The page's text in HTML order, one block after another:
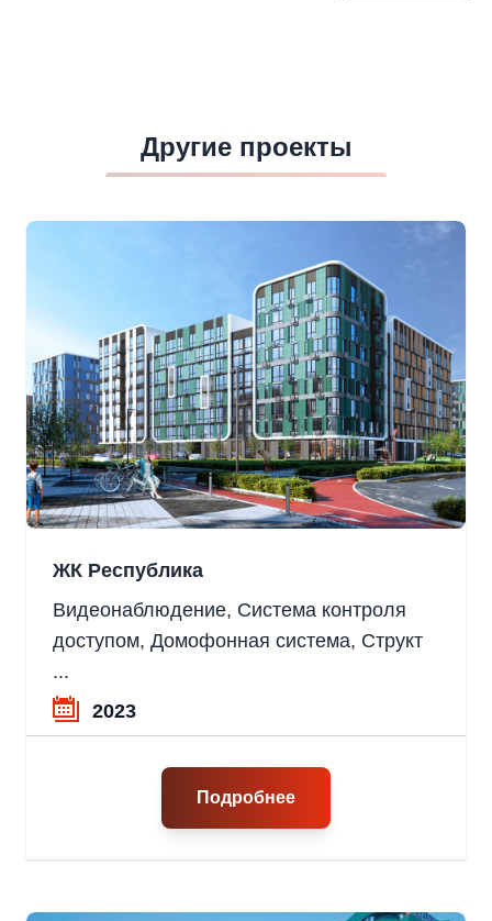
Другие проекты
ЖК Республика
Видеонаблюдение, Система контроля
доступом, Домофонная система, Структ
...
2023
Подробнее